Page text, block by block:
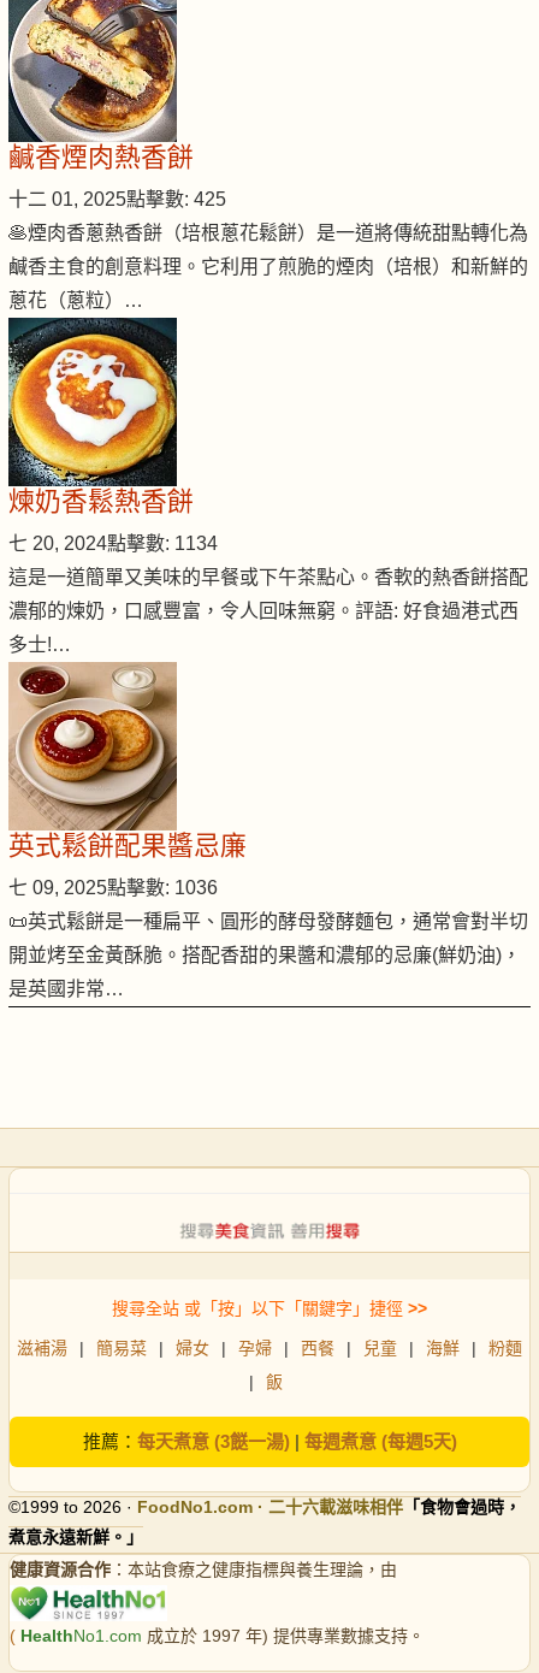
鹹香煙肉熱香餅
十二 01, 2025點擊數: 425
🥞煙肉香蔥熱香餅（培根蔥花鬆餅）是一道將傳統甜點轉化為
鹹香主食的創意料理。它利用了煎脆的煙肉（培根）和新鮮的
蔥花（蔥粒）…
煉奶香鬆熱香餅
七 20, 2024點擊數: 1134
這是一道簡單又美味的早餐或下午茶點心。香軟的熱香餅搭配
濃郁的煉奶，口感豐富，令人回味無窮。評語: 好食過港式西
多士!…
英式鬆餅配果醬忌廉
七 09, 2025點擊數: 1036
📜英式鬆餅是一種扁平、圓形的酵母發酵麵包，通常會對半切
開並烤至金黃酥脆。搭配香甜的果醬和濃郁的忌廉(鮮奶油)，
是英國非常…
搜尋全站 或「按」以下「關鍵字」捷徑 >>
滋補湯 | 簡易菜 | 婦女 | 孕婦 | 西餐 | 兒童 | 海鮮 |
粉麵
|
飯
推薦： 每天煮意 (3餸一湯)| 每週煮意 (每週5天)
©1999 to 2026 · FoodNo1.com · 二十六載滋味相伴 「食物會過時，
煮意永遠新鮮。」
健康資源合作 ：本站食療之健康指標與養生理論，由
( HealthNo1.com 成立於 1997 年) 提供專業數據支持。